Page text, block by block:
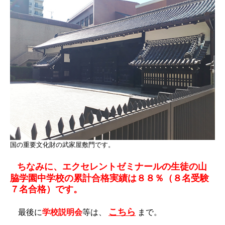
国の重要文化財の武家屋敷門です。
ちなみに、エクセレントゼミナールの生徒の山
脇学園中学校の累計合格実績は８８％（８名受験
７名合格）です。
最後に学校説明会等は、 こちら まで。